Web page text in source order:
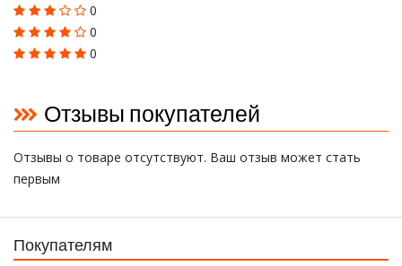
0
0
0
Отзывы покупателей
Отзывы о товаре отсутствуют. Ваш отзыв может стать
первым
Покупателям